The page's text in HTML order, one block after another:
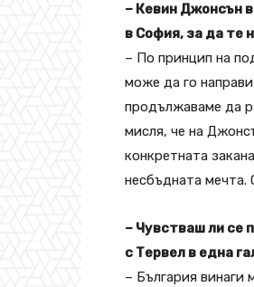
– Кевин Джонсън
в София, за да те
– По принцип на
може да го
продължаваме да
мисля, че на
конкретната
несбъдната мечта.
– Чувстваш ли се
с Тервел в една
– България винаги